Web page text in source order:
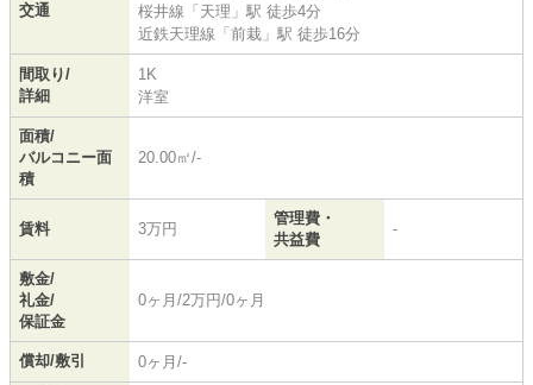
交通
桜井線 「 天理 」駅 徒歩4分
近鉄天理線 「 前栽 」駅 徒歩16分
間取り/
詳細
1K
洋室
面積/
バルコニー面
積
20.00㎡/-
賃料 3万円
管理費・
共益費
-
敷金/
礼金/
保証金
0ヶ月/2万円/0ヶ月
償却/敷引 0ヶ月/-